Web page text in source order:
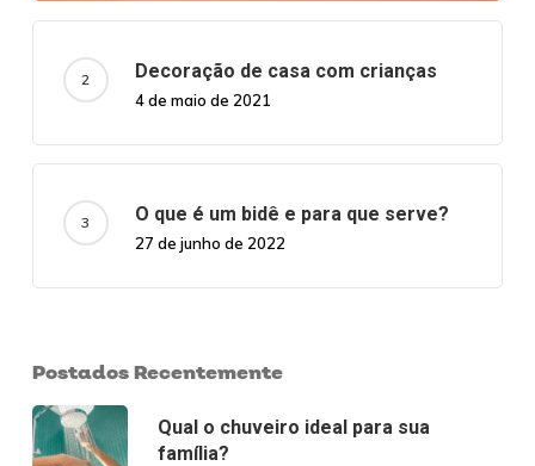
Decoração de casa com crianças
4 de maio de 2021
O que é um bidê e para que serve?
27 de junho de 2022
Postados Recentemente
Qual o chuveiro ideal para sua
família?